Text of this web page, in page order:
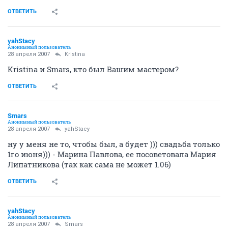
ОТВЕТИТЬ
yahStacy
Анонимный пользователь
28 апреля 2007 Kristina
Kristina и Smars, кто был Вашим мастером?
ОТВЕТИТЬ
Smars
Анонимный пользователь
28 апреля 2007 yahStacy
ну у меня не то, чтобы был, а будет ))) свадьба только
1го июня))) - Марина Павлова, ее посоветовала Мария
Липатникова (так как сама не может 1.06)
ОТВЕТИТЬ
yahStacy
Анонимный пользователь
28 апреля 2007 Smars